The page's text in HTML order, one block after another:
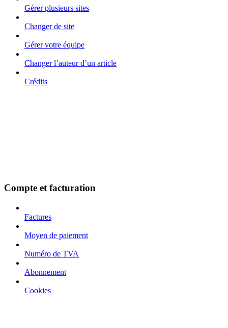
Gérer plusieurs sites
Changer de site
Gérer votre équipe
Changer l’auteur d’un article
Crédits
Compte et facturation
Factures
Moyen de paiement
Numéro de TVA
Abonnement
Cookies